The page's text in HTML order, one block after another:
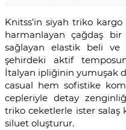
Knitss’in siyah triko
harmanlayan çağdaş bir
sağlayan elastik beli ve
şehirdeki aktif
İtalyan ipliğinin yumuşak
casual hem sofistike
cepleriyle detay
triko ceketlerle ister salaş
siluet oluşturur.